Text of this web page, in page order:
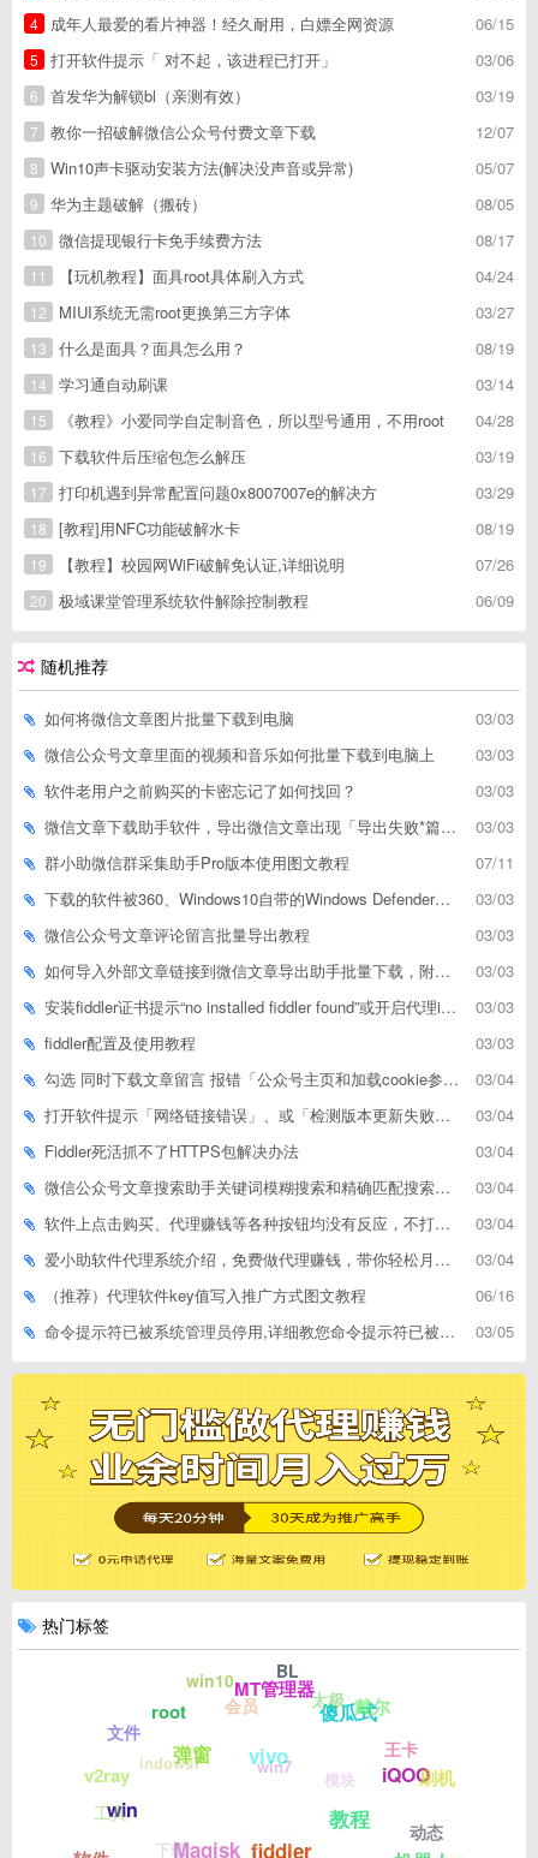
06/15
4
成年人最爱的看片神器！经久耐用，白嫖全网资源
03/06
5
打开软件提示「 对不起，该进程已打开」
03/19
6
首发华为解锁bl（亲测有效）
12/07
7
教你一招破解微信公众号付费文章下载
05/07
8
Win10声卡驱动安装方法(解决没声音或异常)
08/05
9
华为主题破解（搬砖）
08/17
10
微信提现银行卡免手续费方法
04/24
11
【玩机教程】面具root具体刷入方式
03/27
12
MIUI系统无需root更换第三方字体
08/19
13
什么是面具？面具怎么用？
03/14
14
学习通自动刷课
04/28
15
《教程》小爱同学自定制音色，所以型号通用，不用root
03/19
16
下载软件后压缩包怎么解压
03/29
17
打印机遇到异常配置问题0x8007007e的解决方
08/19
18
[教程]用NFC功能破解水卡
07/26
19
【教程】校园网WiFi破解免认证,详细说明
06/09
20 极域课堂管理系统软件解除控制教程
随机推荐
03/03
如何将微信文章图片批量下载到电脑
03/03
微信公众号文章里面的视频和音乐如何批量下载到电脑上
03/03
软件老用户之前购买的卡密忘记了如何找回？
03/03
微信文章下载助手软件，导出微信文章出现「导出失败*篇」如何解决
07/11
群小助微信群采集助手Pro版本使用图文教程
03/03
下载的软件被360、Windows10自带的Windows Defender、腾讯管家等杀毒软件误删了怎么解决
03/03
微信公众号文章评论留言批量导出教程
03/03
如何导入外部文章链接到微信文章导出助手批量下载，附上3种方式
03/03
安装fiddler证书提示“no installed fiddler found”或开启代理ip失败
03/03
fiddler配置及使用教程
03/04
勾选 同时下载文章留言 报错「公众号主页和加载cookie参数不能为空」
03/04
打开软件提示「网络链接错误」、或「检测版本更新失败」等网络问题解决方案
03/04
Fiddler死活抓不了HTTPS包解决办法
03/04
微信公众号文章搜索助手关键词模糊搜索和精确匹配搜索的区别
03/04
软件上点击购买、代理赚钱等各种按钮均没有反应，不打开相应网址怎么解决
03/04
爱小助软件代理系统介绍，免费做代理赚钱，带你轻松月收入过万
06/16
（推荐）代理软件key值写入推广方式图文教程
03/05
命令提示符已被系统管理员停用,详细教您命令提示符已被系统管理员停用怎么办
热门标签
fiddler
Magisk
教程
vivo
弹窗
win
iQOO
傻瓜式
MT管理器
root
v2ray 刷机
戴尔
BL
win10
文件
工具
动态
王卡
太极
会员
indows7
下载
模块
win7
微软拼音